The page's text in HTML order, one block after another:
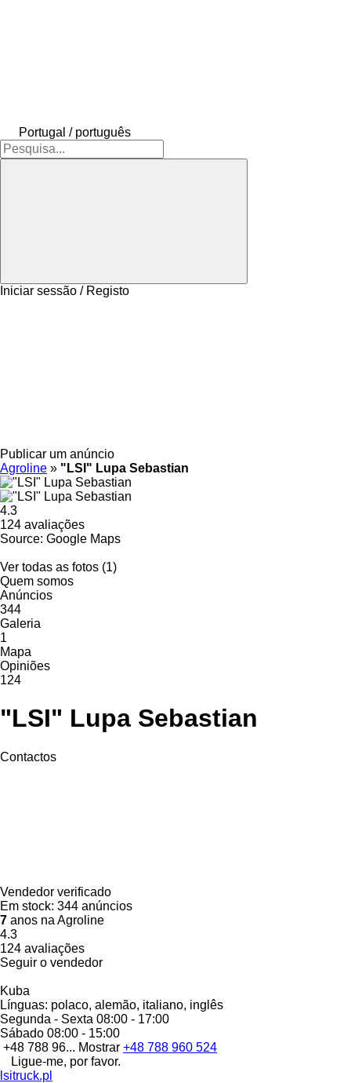
Portugal / português
Iniciar sessão / Registo
Publicar um anúncio
Agroline » "LSI" Lupa Sebastian
4.3
124 avaliações
Source: Google Maps
Ver todas as fotos (1)
Quem somos
Anúncios
344
Galeria
1
Mapa
Opiniões
124
"LSI" Lupa Sebastian
Contactos
Vendedor verificado
Em stock: 344 anúncios
7 anos na Agroline
4.3
124 avaliações
Seguir o vendedor
Kuba
Línguas: polaco, alemão, italiano, inglês
Segunda - Sexta 08:00 - 17:00
Sábado 08:00 - 15:00
+48 788 96... Mostrar +48 788 960 524
Ligue-me, por favor.
lsitruck.pl